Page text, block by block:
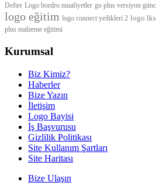
Defter Logo bordro muafiyetler go plus versiyon
logo eğitim logo connect yeilikleri 2 logo
plus malzeme eğitimi
Kurumsal
Biz Kimiz?
Haberler
Bize Yazın
İletişim
Logo Bayisi
İş Başvurusu
Gizlilik Politikası
Site Kullanım Şartları
Site Haritası
Bize Ulaşın